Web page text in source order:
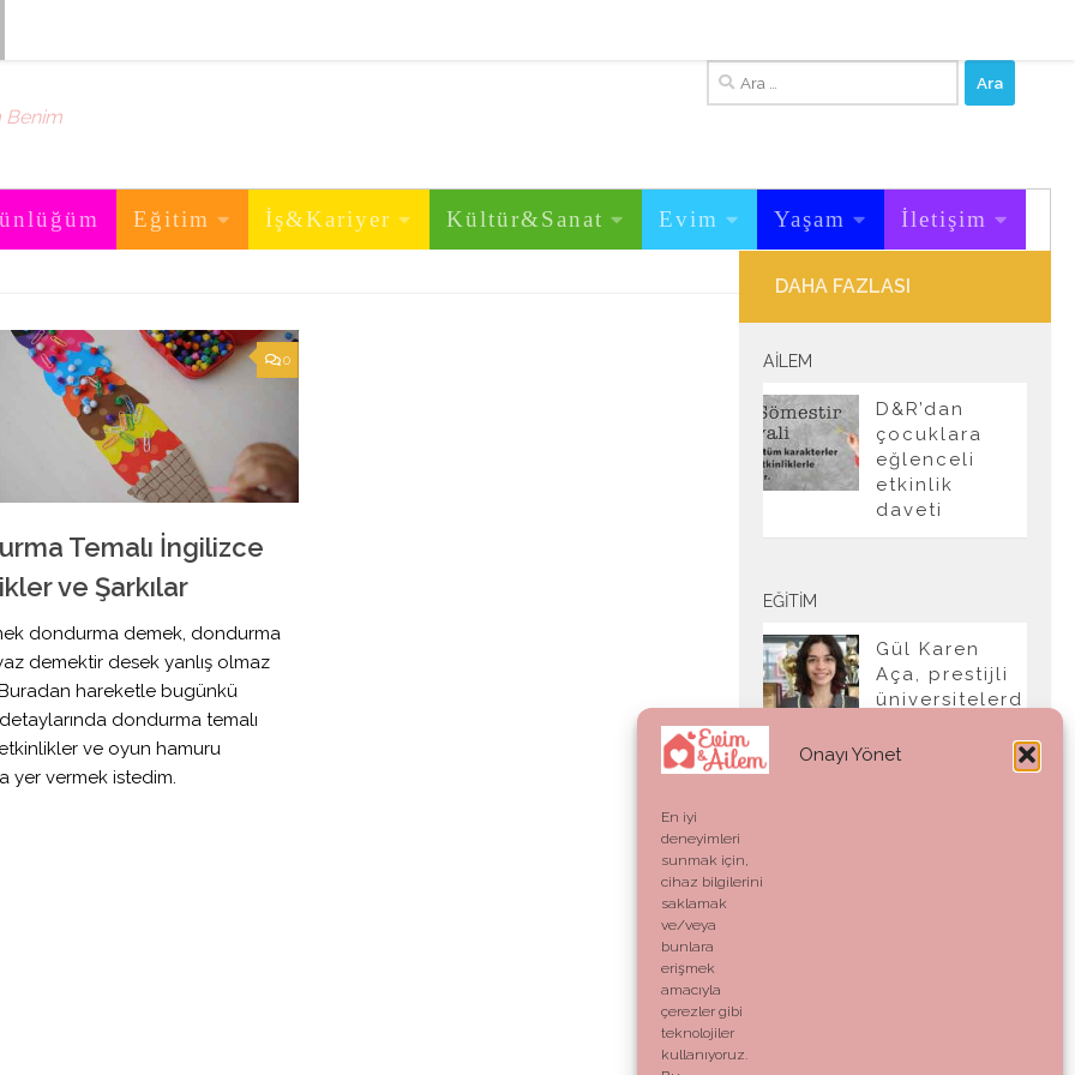
Onayı Yönet
En iyi
deneyimleri
sunmak için,
cihaz bilgilerini
saklamak
ve/veya
bunlara
erişmek
amacıyla
çerezler gibi
teknolojiler
kullanıyoruz.
Benim
Arama:
Eğitim İş&Kariyer Kültür&Sanat Evim Yaşam İletişim
0
Temalı İngilizce
ve Şarkılar
dondurma demek, dondurma
demektir desek yanlış olmaz
Buradan hareketle bugünkü
detaylarında dondurma temalı
etkinlikler ve oyun hamuru
yer vermek istedim.
DAHA FAZLASI
AILEM
D&R’dan
çocuklara
eğlenceli
etkinlik
daveti
EĞITIM
Gül Karen
Aça, prestijli
üniversitelerd
kabul aldı